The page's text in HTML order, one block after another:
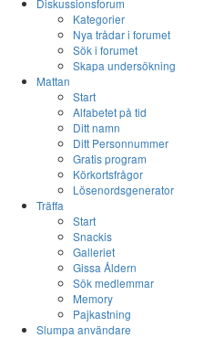
Diskussionsforum
Kategorier
Nya trådar i forumet
Sök i forumet
Skapa undersökning
Mattan
Start
Alfabetet på tid
Ditt namn
Ditt Personnummer
Gratis program
Körkortsfrågor
Lösenordsgenerator
Träffa
Start
Snackis
Galleriet
Gissa Åldern
Sök medlemmar
Memory
Pajkastning
Slumpa användare